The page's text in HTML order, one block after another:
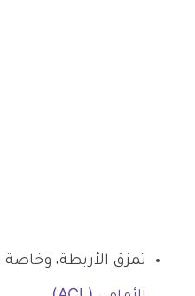
تمزق الأربطة، وخاصة